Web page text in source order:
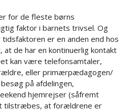
for de fleste børns
faktor i barnets trivsel. Og
er en anden end hos
de har en kontinuerlig kontakt
kan være telefonsamtaler,
eller primærpædagogen/
på afdelingen,
hjemrejser (såfremt
tilstræbes, at forældrene er